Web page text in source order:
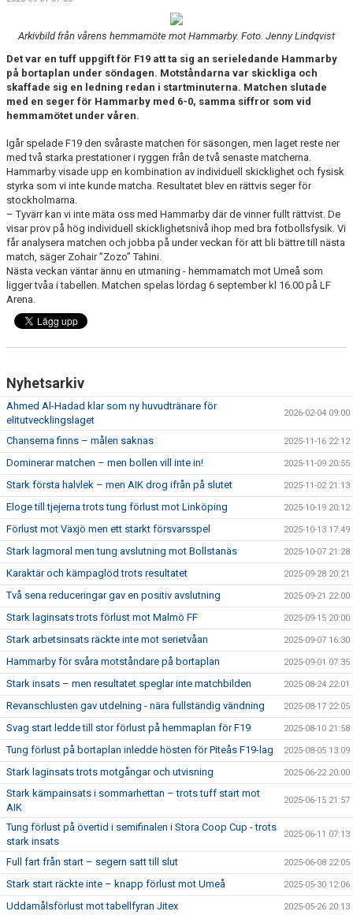
DOKUMENT
MATCHER OCH SERIETABELL
Arkivbild från vårens hemmamöte mot Hammarby. Foto. Jenny Lindqvist
Det var en tuff uppgift för F19 att ta sig an serieledande Hammarby
på bortaplan under söndagen. Motståndarna var skickliga och
skaffade sig en ledning redan i startminuterna. Matchen slutade
med en seger för Hammarby med 6-0, samma siffror som vid
hemmamötet under våren.
Igår spelade F19 den svåraste matchen för säsongen, men laget reste ner
med två starka prestationer i ryggen från de två senaste matcherna.
Hammarby visade upp en kombination av individuell skicklighet och fysisk
styrka som vi inte kunde matcha. Resultatet blev en rättvis seger för
stockholmarna.
– Tyvärr kan vi inte mäta oss med Hammarby där de vinner fullt rättvist. De
visar prov på hög individuell skicklighetsnivå ihop med bra fotbollsfysik. Vi
får analysera matchen och jobba på under veckan för att bli bättre till nästa
match, säger Zohair ”Zozo” Tahini.
Nästa veckan väntar ännu en utmaning - hemmamatch mot Umeå som
ligger tvåa i tabellen. Matchen spelas lördag 6 september kl 16.00 på LF
Arena.
Nyhetsarkiv
Ahmed Al-Hadad klar som ny huvudtränare för
elitutvecklingslaget
2026-02-04 09:00
Chanserna finns – målen saknas 2025-11-16 22:12
Dominerar matchen – men bollen vill inte in! 2025-11-09 20:55
Stark första halvlek – men AIK drog ifrån på slutet 2025-11-02 21:13
Eloge till tjejerna trots tung förlust mot Linköping 2025-10-19 20:12
Förlust mot Växjö men ett starkt försvarsspel 2025-10-13 17:49
Stark lagmoral men tung avslutning mot Bollstanäs 2025-10-07 21:28
Karaktär och kämpaglöd trots resultatet 2025-09-28 20:21
Två sena reduceringar gav en positiv avslutning 2025-09-21 22:00
Stark laginsats trots förlust mot Malmö FF 2025-09-15 20:00
Stark arbetsinsats räckte inte mot serietvåan 2025-09-07 16:30
Hammarby för svåra motståndare på bortaplan 2025-09-01 07:35
Stark insats – men resultatet speglar inte matchbilden 2025-08-24 22:01
Revanschlusten gav utdelning - nära fullständig vändning 2025-08-17 22:05
Svag start ledde till stor förlust på hemmaplan för F19 2025-08-10 21:58
Tung förlust på bortaplan inledde hösten för Piteås F19-lag 2025-08-05 13:09
Stark laginsats trots motgångar och utvisning 2025-06-22 20:00
Stark kämpainsats i sommarhettan – trots tuff start mot
AIK
2025-06-15 21:57
Tung förlust på övertid i semifinalen i Stora Coop Cup - trots
stark insats
2025-06-11 07:13
Full fart från start – segern satt till slut 2025-06-08 22:05
Stark start räckte inte – knapp förlust mot Umeå 2025-05-30 12:06
Uddamålsförlust mot tabellfyran Jitex 2025-05-26 20:13